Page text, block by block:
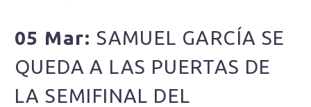
05 Mar: SAMUEL GARCÍA SE
QUEDA A LAS PUERTAS DE
LA SEMIFINAL DEL